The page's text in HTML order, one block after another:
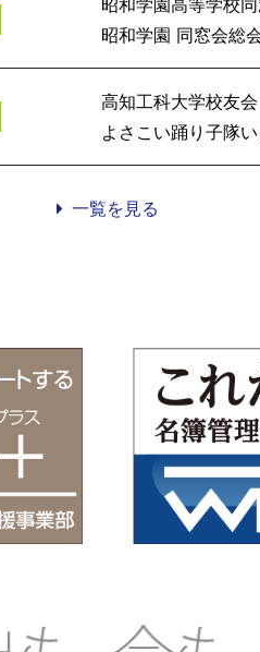
昭和学園高等学校
昭和学園 同
高知工科大学校友会
よさこ
一覧を見る